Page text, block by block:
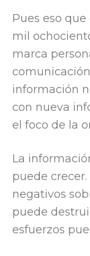
Pues eso
mil
marca
información
con nueva
el foco de la
La
puede
negativos
puede
esfuerzos